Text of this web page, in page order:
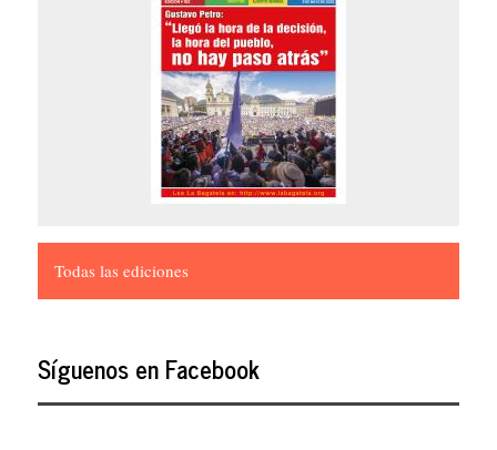
Todas las ediciones
Síguenos en Facebook